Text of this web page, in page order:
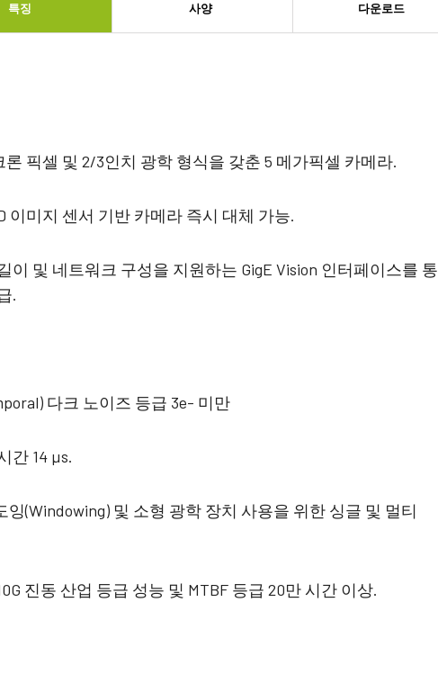
특징 사양 다운로드
론 픽셀 및 2/3인치 광학 형식을 갖춘 5 메가픽셀 카메라.
이미지 센서 기반 카메라 즉시 대체 가능.
이 및 네트워크 구성을 지원하는 GigE Vision 인터페이스를 통
.
다크 노이즈 등급 3e- 미만
간 14 µs.
잉(Windowing) 및 소형 광학 장치 사용을 위한 싱글 및 멀티
진동 산업 등급 성능 및 MTBF 등급 20만 시간 이상.